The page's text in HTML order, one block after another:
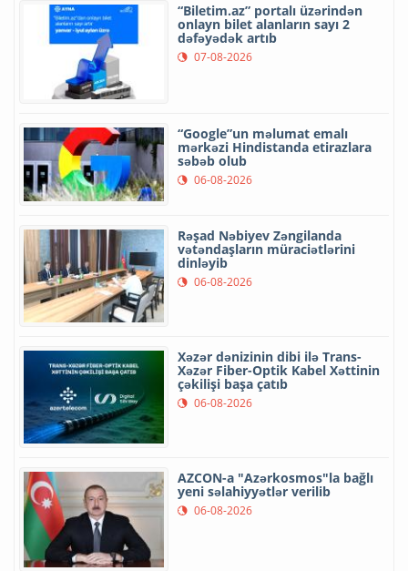
“Biletim.az” portalı üzərindən
onlayn bilet alanların sayı 2
dəfəyədək artıb
07-08-2026
“Google”un məlumat emalı
mərkəzi Hindistanda etirazlara
səbəb olub
06-08-2026
Rəşad Nəbiyev Zəngilanda
vətəndaşların müraciətlərini
dinləyib
06-08-2026
Xəzər dənizinin dibi ilə Trans-
Xəzər Fiber-Optik Kabel Xəttinin
çəkilişi başa çatıb
06-08-2026
AZCON-a "Azərkosmos"la bağlı
yeni səlahiyyətlər verilib
06-08-2026